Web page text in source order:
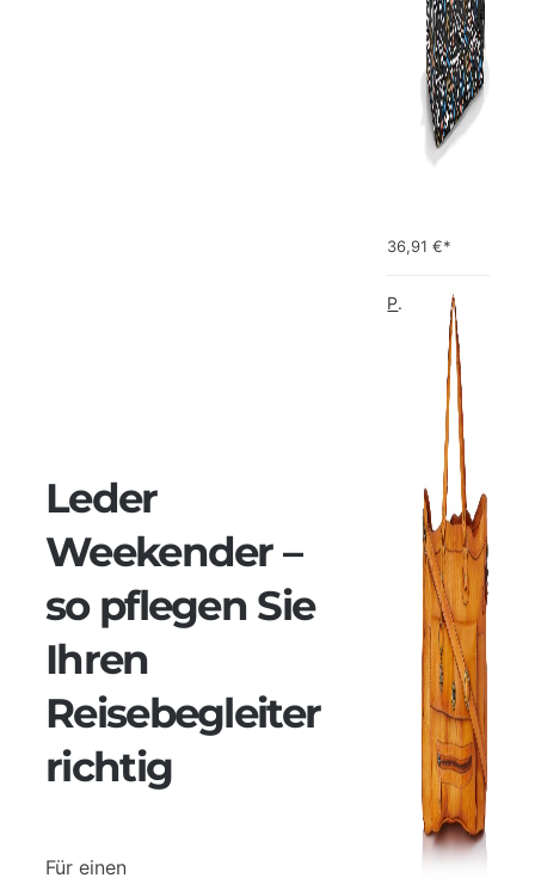
Leder
Weekender –
so pflegen Sie
Ihren
Reisebegleiter
richtig
Für einen
36,91€*
PIECES TOTALLY ROYAL LEATHER TRAVEL BAG 17055349 Damen Umhängetaschen ,1 Groesse (51 x 33 x 14,5 cm)